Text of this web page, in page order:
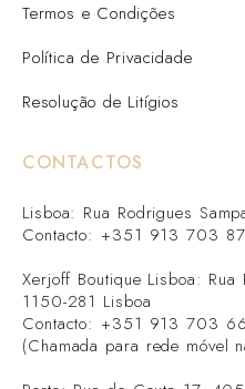
Termos e Condições
Política de Privacidade
Resolução de Litígios
CONTACTOS
Lisboa: Rua Rodrigues
Contacto: +351 913 703
Xerjoff Boutique Lisboa:
1150-281 Lisboa
Contacto: +351 913 703
(Chamada para rede móvel